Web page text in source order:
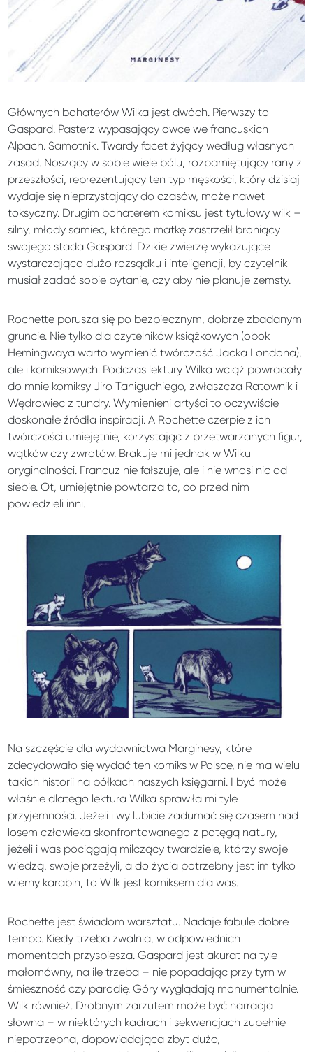
Głównych bohaterów Wilka jest dwóch. Pierwszy to
Gaspard. Pasterz wypasający owce we francuskich
Alpach. Samotnik. Twardy facet żyjący według własnych
zasad. Noszący w sobie wiele bólu, rozpamiętujący rany z
przeszłości, reprezentujący ten typ męskości, który dzisiaj
wydaje się nieprzystający do czasów, może nawet
toksyczny. Drugim bohaterem komiksu jest tytułowy wilk –
silny, młody samiec, którego matkę zastrzelił broniący
swojego stada Gaspard. Dzikie zwierzę wykazujące
wystarczająco dużo rozsądku i inteligencji, by czytelnik
musiał zadać sobie pytanie, czy aby nie planuje zemsty.
Rochette porusza się po bezpiecznym, dobrze zbadanym
gruncie. Nie tylko dla czytelników książkowych (obok
Hemingwaya warto wymienić twórczość Jacka Londona),
ale i komiksowych. Podczas lektury Wilka wciąż powracały
do mnie komiksy Jiro Taniguchiego, zwłaszcza Ratownik i
Wędrowiec z tundry. Wymienieni artyści to oczywiście
doskonałe źródła inspiracji. A Rochette czerpie z ich
twórczości umiejętnie, korzystając z przetwarzanych figur,
wątków czy zwrotów. Brakuje mi jednak w Wilku
oryginalności. Francuz nie fałszuje, ale i nie wnosi nic od
siebie. Ot, umiejętnie powtarza to, co przed nim
powiedzieli inni.
Na szczęście dla wydawnictwa Marginesy, które
zdecydowało się wydać ten komiks w Polsce, nie ma wielu
takich historii na półkach naszych księgarni. I być może
właśnie dlatego lektura Wilka sprawiła mi tyle
przyjemności. Jeżeli i wy lubicie zadumać się czasem nad
losem człowieka skonfrontowanego z potęgą natury,
jeżeli i was pociągają milczący twardziele, którzy swoje
wiedzą, swoje przeżyli, a do życia potrzebny jest im tylko
wierny karabin, to Wilk jest komiksem dla was.
Rochette jest świadom warsztatu. Nadaje fabule dobre
tempo. Kiedy trzeba zwalnia, w odpowiednich
momentach przyspiesza. Gaspard jest akurat na tyle
małomówny, na ile trzeba – nie popadając przy tym w
śmieszność czy parodię. Góry wyglądają monumentalnie.
Wilk również. Drobnym zarzutem może być narracja
słowna – w niektórych kadrach i sekwencjach zupełnie
niepotrzebna, dopowiadająca zbyt dużo,